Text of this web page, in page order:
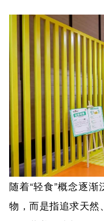
随着“轻食”概念逐
物，而是指追求天然